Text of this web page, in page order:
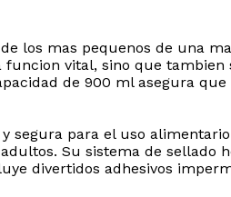
los mas pequenos de una
vital, sino que
de 900 ml asegura
segura para el uso
Su sistema de sellado
divertidos adhesivos